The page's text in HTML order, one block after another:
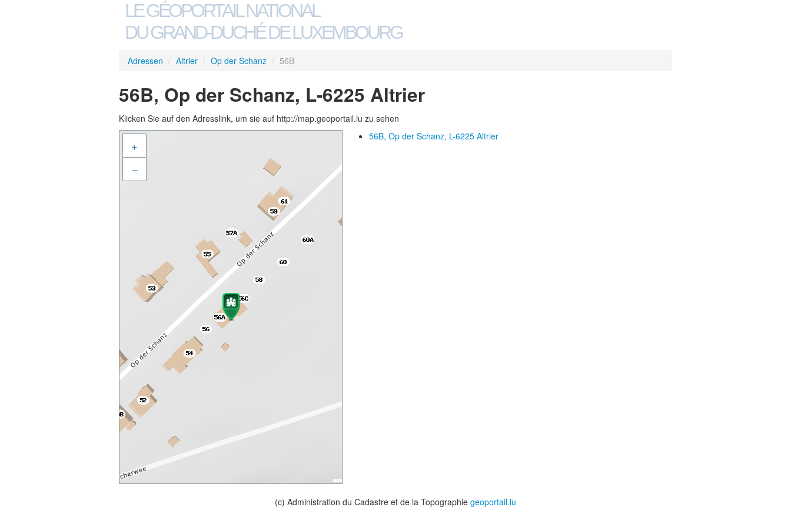
LE GÉOPORTAIL NATIONAL
DU GRAND-DUCHÉ DE LUXEMBOURG
Adressen / Altrier / Op der Schanz / 56B
56B, Op der Schanz, L-6225 Altrier
Klicken Sie auf den Adresslink, um sie auf http://map.geoportail.lu zu sehen
+
–
56B, Op der Schanz, L-6225 Altrier
(c) Administration du Cadastre et de la Topographie geoportail.lu